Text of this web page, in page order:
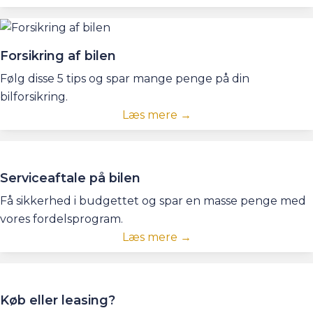
Forsikring af bilen
Følg disse 5 tips og spar mange penge på din
bilforsikring.
Læs mere →
Serviceaftale på bilen
Få sikkerhed i budgettet og spar en masse penge med
vores fordelsprogram.
Læs mere →
Køb eller leasing?